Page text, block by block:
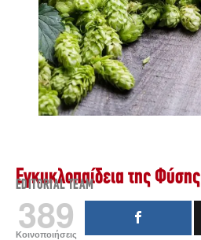
Εγκυκλοπαίδεια της Φύσης
EDITORIAL TEAM
389
Κοινοποιήσεις